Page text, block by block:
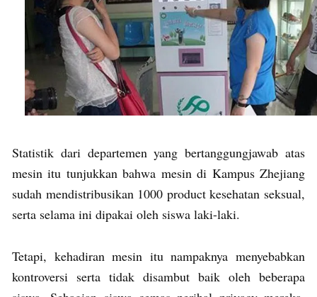
Statistik dari departemen yang bertanggungjawab atas
mesin itu tunjukkan bahwa mesin di Kampus Zhejiang
sudah mendistribusikan 1000 product kesehatan seksual,
serta selama ini dipakai oleh siswa laki-laki.
Tetapi, kehadiran mesin itu nampaknya menyebabkan
kontroversi serta tidak disambut baik oleh beberapa